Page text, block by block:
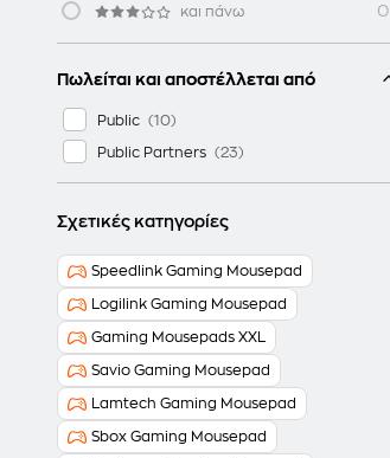
και πάνω 0
Πωλείται και αποστέλλεται από
Public
Public Partners
Σχετικές κατηγορίες
Speedlink Gaming Mousepad
Logilink Gaming Mousepad
Gaming Mousepads XXL
Savio Gaming Mousepad
Lamtech Gaming Mousepad
Sbox Gaming Mousepad